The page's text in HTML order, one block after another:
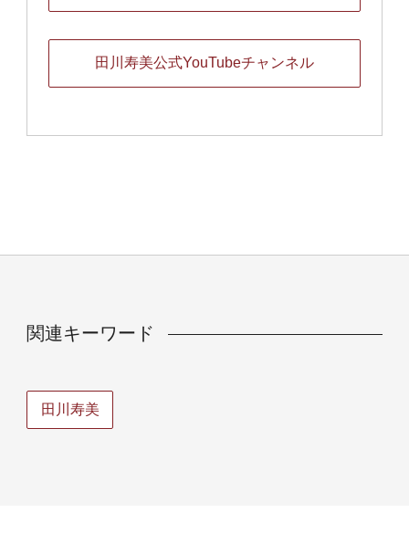
田川寿美公式YouTubeチャンネル
関連キーワード
田川寿美